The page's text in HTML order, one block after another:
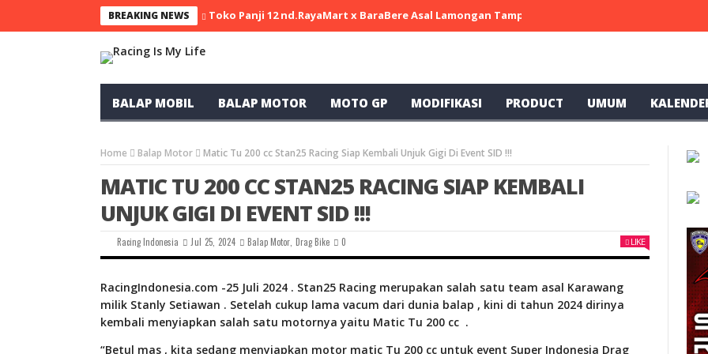
BREAKING NEWS Toko Panji 12 nd.RayaMart x BaraBere Asal Lamongan Tampil Kompetitif, Raih Tiga Podium di
BALAP MOBIL BALAP MOTOR MOTO GP MODIFIKASI PRODUCT UMUM
Home Balap Motor Matic Tu 200 cc Stan25 Racing Siap Kembali Unjuk Gigi Di Event SID !!!
MATIC TU 200 CC STAN25 RACING SIAP KEMBALI
UNJUK GIGI DI EVENT SID !!!
Racing Indonesia Jul 25, 2024 Balap Motor Drag Bike 0 LIKE
RacingIndonesia.com -25 Juli 2024 . Stan25 Racing merupakan salah satu team asal Karawang
milik Stanly Setiawan . Setelah cukup lama vacum dari dunia balap , kini di tahun 2024 dirinya
kembali menyiapkan salah satu motornya yaitu Matic Tu 200 cc .
“Betul mas , kita sedang menyiapkan motor matic Tu 200 cc untuk event Super Indonesia Drag